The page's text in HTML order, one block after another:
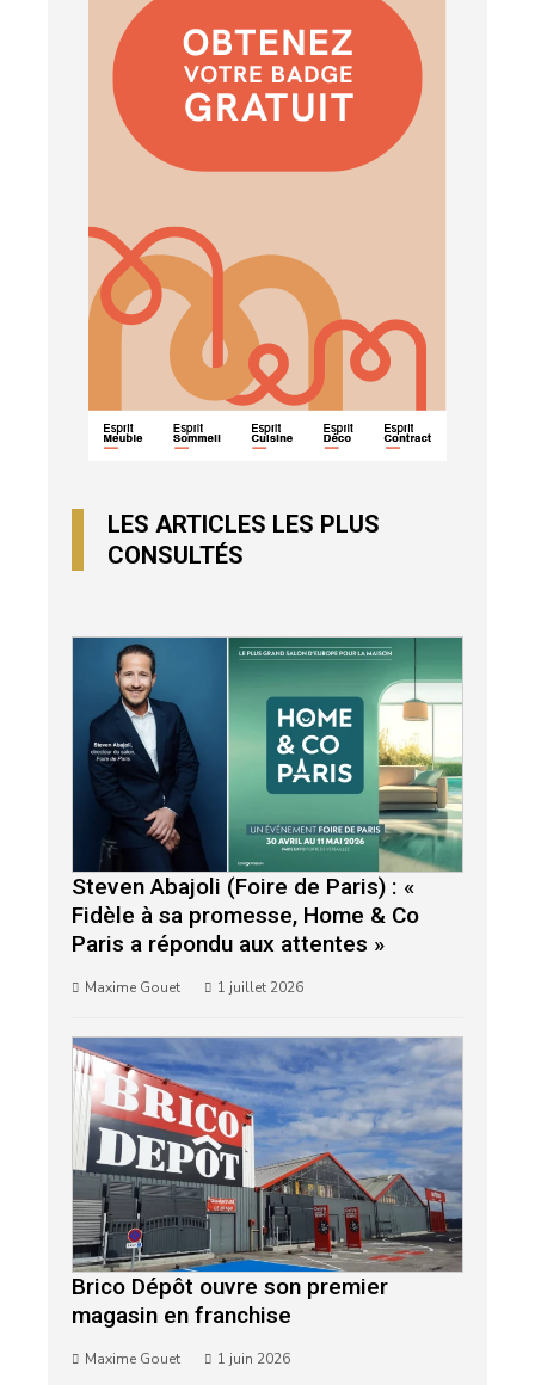
LES ARTICLES LES PLUS
CONSULTÉS
Steven Abajoli (Foire de Paris) : «
Fidèle à sa promesse, Home & Co
Paris a répondu aux attentes »
Maxime Gouet 1 juillet 2026
Brico Dépôt ouvre son premier
magasin en franchise
Maxime Gouet 1 juin 2026